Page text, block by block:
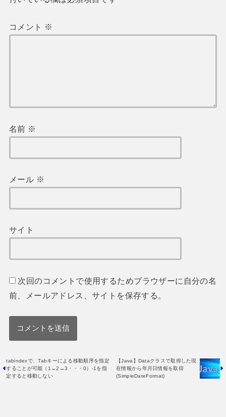
コメント ※
名前 ※
メール ※
サイト
次回のコメントで使用するためブラウザーに自分の名
前、メールアドレス、サイトを保存する。
tabindexで、Tabキーによる移動順序を指定
することが可能（1→2→3・・・0）-1を指
定すると移動しない
【Java】Dataクラスで取得した現
在情報から年月日情報を取得
(SimpleDateFormat)